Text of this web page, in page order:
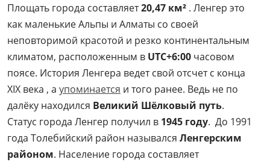
Площать города составляет20,47 км² . Ленгер это
как маленькие Альпы и Алматы со своей
неповторимой красотой и резко континентальным
климатом, расположенным в UTC+6:00 часовом
поясе. История Ленгера ведет свой отсчет с конца
XIX века , а упоминается и того ранее. Ведь не по
далёку находился Великий Шёлковый путь.
Статус города Ленгер получил в 1945 году. До 1991
года Толебийский район назывался Ленгерским
районом. Население города составляет